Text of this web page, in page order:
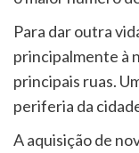
Para dar outra
principalmente à
principais ruas.
periferia da
A aquisição de